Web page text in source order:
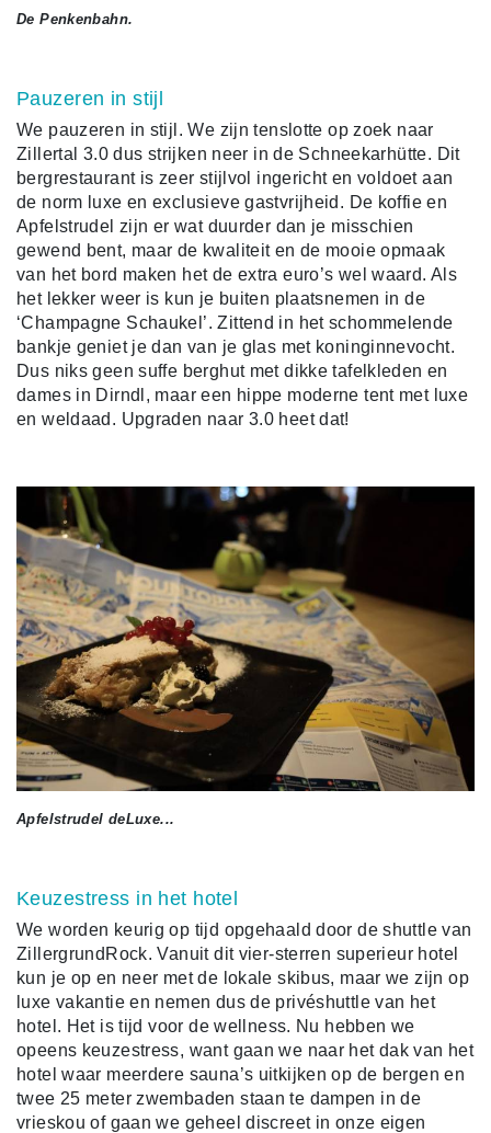
De Penkenbahn.
Pauzeren in stijl
We pauzeren in stijl. We zijn tenslotte op zoek naar
Zillertal 3.0 dus strijken neer in de Schneekarhütte. Dit
bergrestaurant is zeer stijlvol ingericht en voldoet aan
de norm luxe en exclusieve gastvrijheid. De koffie en
Apfelstrudel zijn er wat duurder dan je misschien
gewend bent, maar de kwaliteit en de mooie opmaak
van het bord maken het de extra euro’s wel waard. Als
het lekker weer is kun je buiten plaatsnemen in de
‘Champagne Schaukel’. Zittend in het schommelende
bankje geniet je dan van je glas met koninginnevocht.
Dus niks geen suffe berghut met dikke tafelkleden en
dames in Dirndl, maar een hippe moderne tent met luxe
en weldaad. Upgraden naar 3.0 heet dat!
Apfelstrudel deLuxe...
Keuzestress in het hotel
We worden keurig op tijd opgehaald door de shuttle van
ZillergrundRock. Vanuit dit vier-sterren superieur hotel
kun je op en neer met de lokale skibus, maar we zijn op
luxe vakantie en nemen dus de privéshuttle van het
hotel. Het is tijd voor de wellness. Nu hebben we
opeens keuzestress, want gaan we naar het dak van het
hotel waar meerdere sauna’s uitkijken op de bergen en
twee 25 meter zwembaden staan te dampen in de
vrieskou of gaan we geheel discreet in onze eigen